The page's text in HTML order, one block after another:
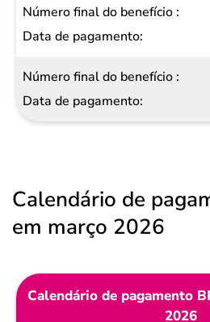
Calendário de
em março 2026
Calendário de pagamento
2026